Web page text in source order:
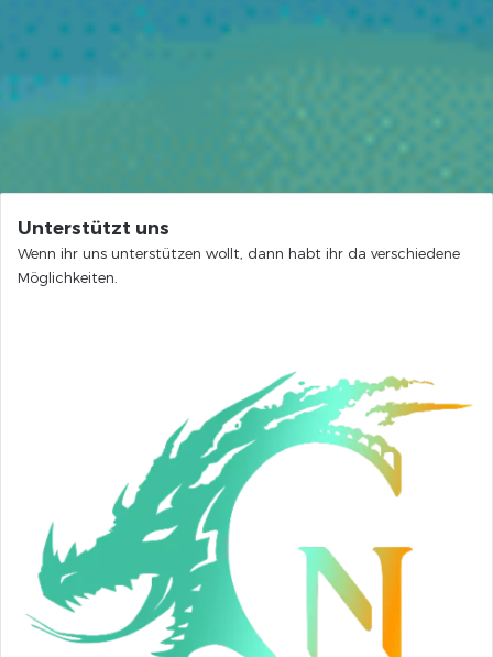
Unterstützt uns
Wenn ihr uns unterstützen wollt, dann habt ihr da verschiedene
Möglichkeiten.